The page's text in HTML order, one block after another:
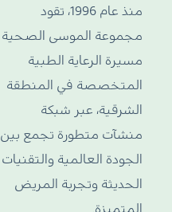
منذ عام 1996، تقود
مجموعة الموسى الصحية
مسيرة الرعاية الطبية
المتخصصة في المنطقة
الشرقية، عبر شبكة
منشآت متطورة تجمع بين
الجودة العالمية والتقنيات
الحديثة وتجربة المريض
المتميزة.